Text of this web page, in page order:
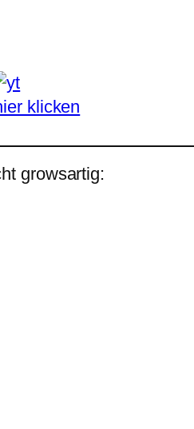
klicken
growsartig: